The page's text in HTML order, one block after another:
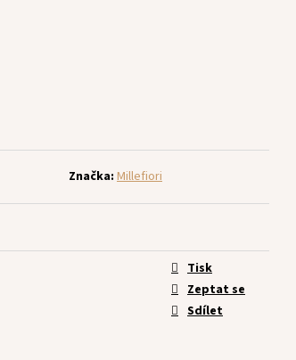
Značka: Millefiori
Tisk
Zeptat se
Sdílet